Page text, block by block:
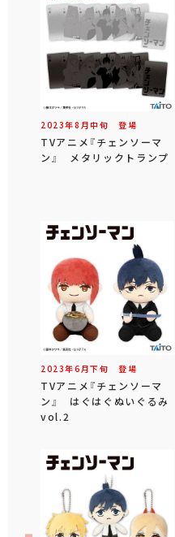
2023年8 月中旬 登場
TVアニメ『チェンソーマ
ン』 メタリックトランプ
2023年6 月下旬 登場
TVアニメ『チェンソーマ
ン』 はぐはぐぬいぐるみ
vol.2